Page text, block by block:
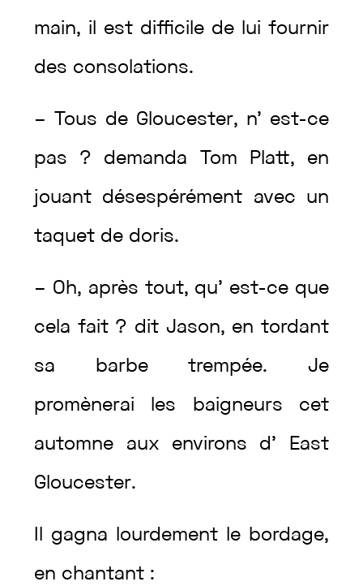
main, il est difficile de lui fournir
des consolations.
– Tous de Gloucester, n’ est-ce
pas ? demanda Tom Platt, en
jouant désespérément avec un
taquet de doris.
– Oh, après tout, qu’ est-ce que
cela fait ? dit Jason, en tordant
sa barbetrempée. Je
promènerai les baigneurs cet
automne aux environs d’ East
Gloucester.
gagna lourdement le bordage,
en chantant :